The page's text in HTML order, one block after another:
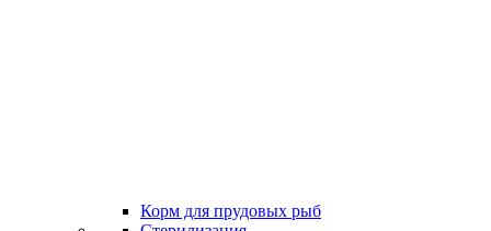
Корм для прудовых рыб